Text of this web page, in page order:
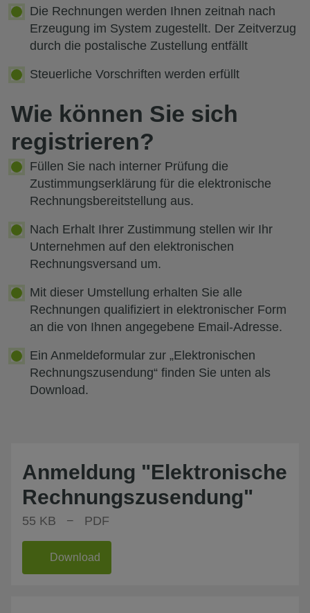
Die Rechnungen werden Ihnen zeitnah nach
Erzeugung im System zugestellt. Der Zeitverzug
durch die postalische Zustellung entfällt
Steuerliche Vorschriften werden erfüllt
Wie können Sie sich
registrieren?
Füllen Sie nach interner Prüfung die
Zustimmungserklärung für die elektronische
Rechnungsbereitstellung aus.
Nach Erhalt Ihrer Zustimmung stellen wir Ihr
Unternehmen auf den elektronischen
Rechnungsversand um.
Mit dieser Umstellung erhalten Sie alle
Rechnungen qualifiziert in elektronischer Form
an die von Ihnen angegebene Email-Adresse.
Ein Anmeldeformular zur „Elektronischen
Rechnungszusendung“ finden Sie unten als
Download.
Anmeldung "Elektronische
Rechnungszusendung"
55 KB − PDF
Download